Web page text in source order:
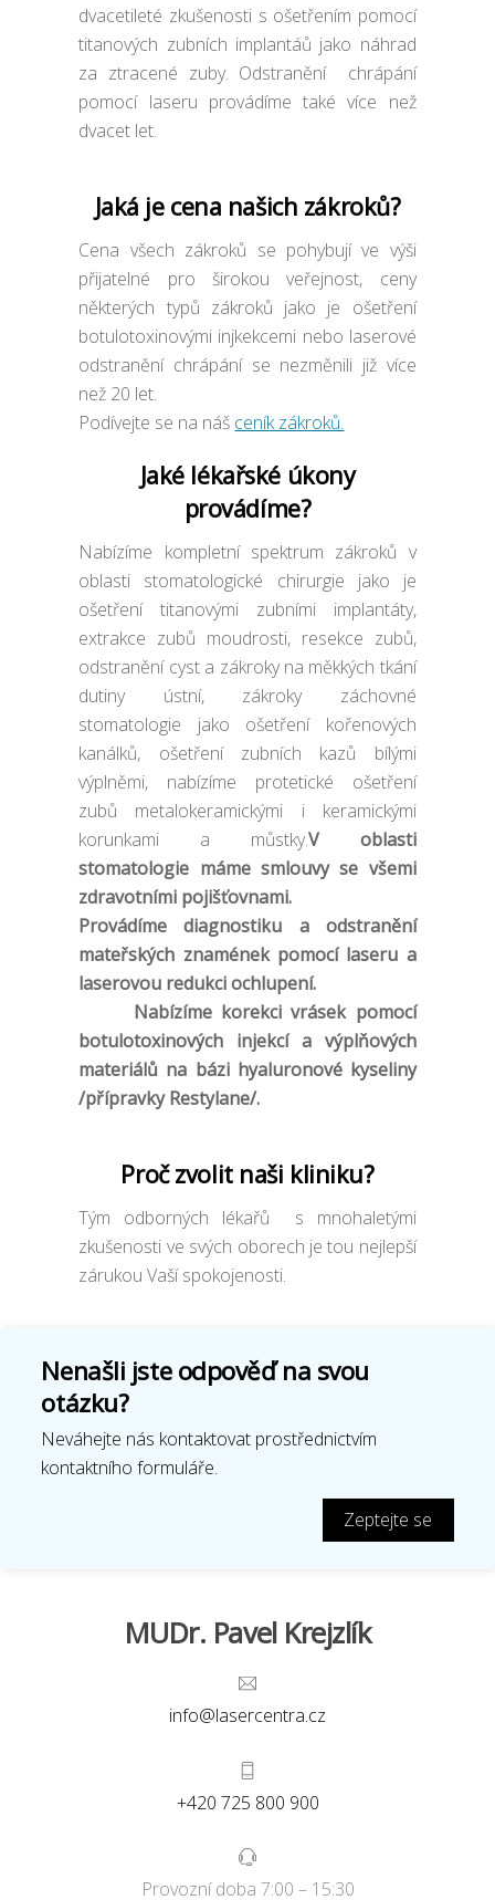
dvacetileté zkušenosti s ošetřením pomocí
titanových zubních implantáů jako náhrad
za ztracené zuby. Odstranění chrápání
pomocí laseru provádíme také více než
dvacet let.
Jaká je cena našich zákroků?
Cena všech zákroků se pohybují ve výši
přijatelné pro širokou veřejnost, ceny
některých typů zákroků jako je ošetření
botulotoxinovými injkekcemi nebo laserové
odstranění chrápání se nezměnili již více
než 20 let.
Podívejte se na náš ceník zákroků.
Jaké lékařské úkony
provádíme?
Nabízíme kompletní spektrum zákroků v
oblasti stomatologické chirurgie jako je
ošetření titanovými zubními implantáty,
extrakce zubů moudrosti, resekce zubů,
odstranění cyst a zákroky na měkkých tkání
dutiny ústní, zákroky záchovné
stomatologie jako ošetření kořenových
kanálků, ošetření zubních kazů bílými
výplněmi, nabízíme protetické ošetření
zubů metalokeramickými i keramickými
korunkami a můstky.V oblasti
stomatologie máme smlouvy se všemi
zdravotními pojišťovnami.
Provádíme diagnostiku a odstranění
mateřských znamének pomocí laseru a
laserovou redukci ochlupení.
Nabízíme korekci vrásek pomocí
botulotoxinových injekcí a výplňových
materiálů na bázi hyaluronové kyseliny
/přípravky Restylane/.
Proč zvolit naši kliniku?
Tým odborných lékařů s mnohaletými
zkušenosti ve svých oborech je tou nejlepší
zárukou Vaší spokojenosti.
Nenašli jste odpověď na svou
otázku?
Neváhejte nás kontaktovat prostřednictvím
kontaktního formuláře.
Zeptejte se
MUDr. Pavel Krejzlík
info@lasercentra.cz
+420 725 800 900
Provozní doba 7:00 – 15:30